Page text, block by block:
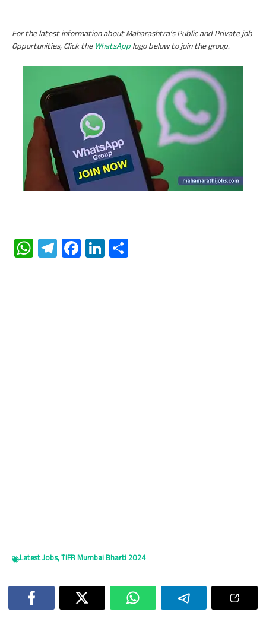
For the latest information about Maharashtra’s Public and Private job
Opportunities, Click theWhatsApplogo below to join the group.
W
ha
Te
le
Fa
ce
Li
n
Latest Jobs,TIFR Mumbai Bharti 2024